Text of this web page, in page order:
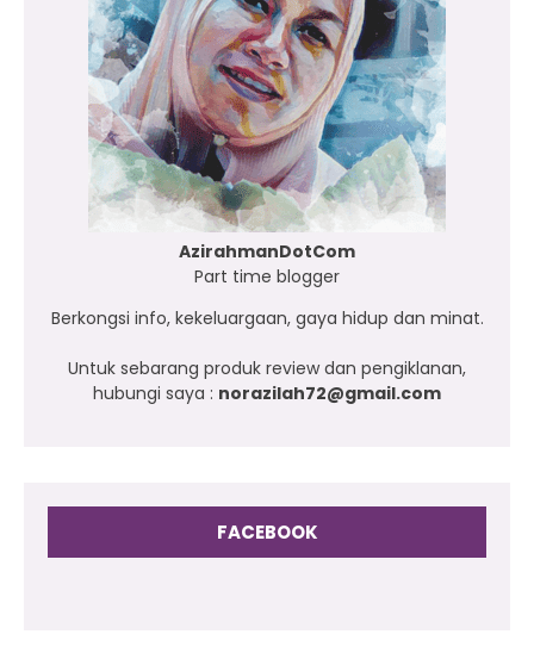
AzirahmanDotCom
Part time blogger
Berkongsi info, kekeluargaan, gaya hidup dan minat.
Untuk sebarang produk review dan pengiklanan,
hubungi saya : norazilah72@gmail.com
FACEBOOK